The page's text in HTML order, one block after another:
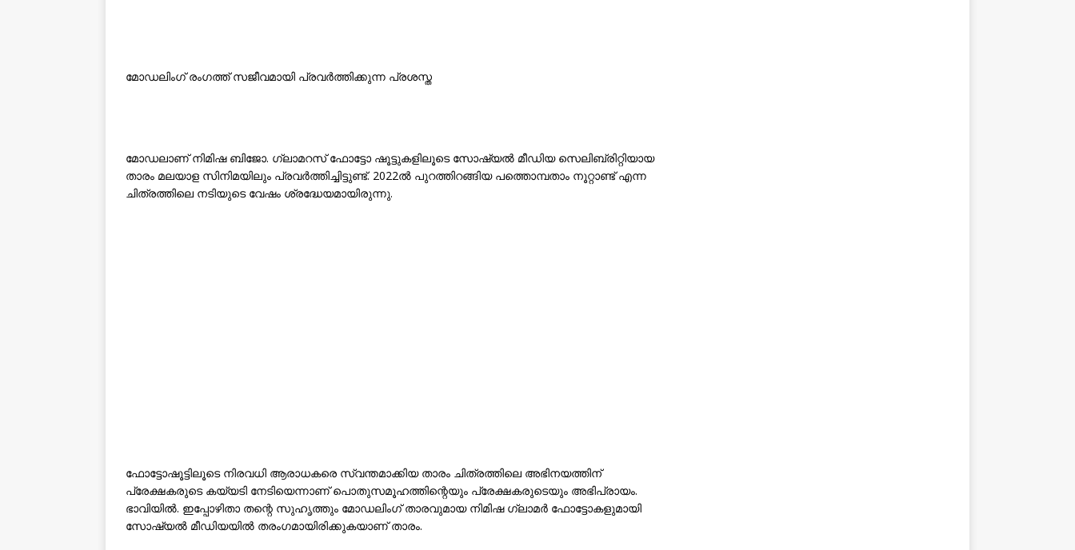
മോഡലിംഗ് രംഗത്ത് സജീവമായി പ്രവർത്തിക്കുന്ന പ്രശസ്ത
മോഡലാണ് നിമിഷ ബിജോ. ഗ്ലാമറസ് ഫോട്ടോ ഷൂട്ടുകളിലൂടെ സോഷ്യൽ മീഡിയ സെലിബ്രിറ്റിയായ
താരം മലയാള സിനിമയിലും പ്രവർത്തിച്ചിട്ടുണ്ട്. 2022ൽ പുറത്തിറങ്ങിയ പത്തൊമ്പതാം നൂറ്റാണ്ട് എന്ന
ചിത്രത്തിലെ നടിയുടെ വേഷം ശ്രദ്ധേയമായിരുന്നു.
ഫോട്ടോഷൂട്ടിലൂടെ നിരവധി ആരാധകരെ സ്വന്തമാക്കിയ താരം ചിത്രത്തിലെ അഭിനയത്തിന്
പ്രേക്ഷകരുടെ കയ്യടി നേടിയെന്നാണ് പൊതുസമൂഹത്തിന്റെയും പ്രേക്ഷകരുടെയും അഭിപ്രായം.
ഭാവിയിൽ. ഇപ്പോഴിതാ തന്റെ സുഹൃത്തും മോഡലിംഗ് താരവുമായ നിമിഷ ഗ്ലാമർ ഫോട്ടോകളുമായി
സോഷ്യൽ മീഡിയയിൽ തരംഗമായിരിക്കുകയാണ് താരം.